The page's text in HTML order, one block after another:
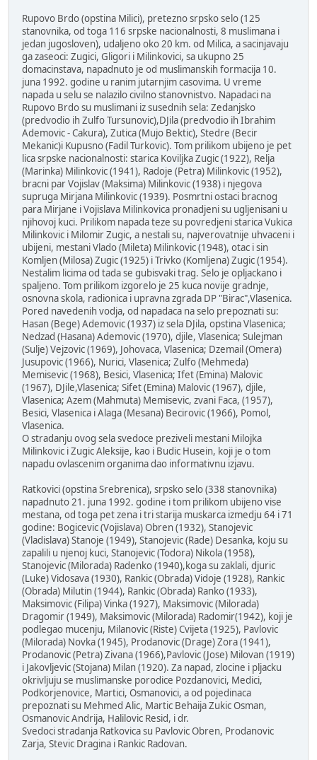
Rupovo Brdo (opstina Milici), pretezno srpsko selo (125
stanovnika, od toga 116 srpske nacionalnosti, 8 muslimana i
jedan jugosloven), udaljeno oko 20 km. od Milica, a sacinjavaju
ga zaseoci: Zugici, Gligori i Milinkovici, sa ukupno 25
domacinstava, napadnuto je od muslimanskih formacija 10.
juna 1992. godine u ranim jutarnjim casovima. U vreme
napada u selu se nalazilo civilno stanovnistvo. Napadaci na
Rupovo Brdo su muslimani iz susednih sela: Zedanjsko
(predvodio ih Zulfo Tursunovic),DJila (predvodio ih Ibrahim
Ademovic - Cakura), Zutica (Mujo Bektic), Stedre (Becir
Mekanic)i Kupusno (Fadil Turkovic). Tom prilikom ubijeno je pet
lica srpske nacionalnosti: starica Koviljka Zugic (1922), Relja
(Marinka) Milinkovic (1941), Radoje (Petra) Milinkovic (1952),
bracni par Vojislav (Maksima) Milinkovic (1938) i njegova
supruga Mirjana Milinkovic (1939). Posmrtni ostaci bracnog
para Mirjane i Vojislava Milinkovica pronadjeni su ugljenisani u
njihovoj kuci. Prilikom napada teze su povredjeni starica Vukica
Milinkovic i Milomir Zugic, a nestali su, najverovatnije uhvaceni i
ubijeni, mestani Vlado (Mileta) Milinkovic (1948), otac i sin
Komljen (Milosa) Zugic (1925) i Trivko (Komljena) Zugic (1954).
Nestalim licima od tada se gubisvaki trag. Selo je opljackano i
spaljeno. Tom prilikom izgorelo je 25 kuca novije gradnje,
osnovna skola, radionica i upravna zgrada DP "Birac",Vlasenica.
Pored navedenih vodja, od napadaca na selo prepoznati su:
Hasan (Bege) Ademovic (1937) iz sela DJila, opstina Vlasenica;
Nedzad (Hasana) Ademovic (1970), djile, Vlasenica; Sulejman
(Sulje) Vejzovic (1969), Johovaca, Vlasenica; Dzemail (Omera)
Jusupovic (1966), Nurici, Vlasenica; Zulfo (Mehmeda)
Memisevic (1968), Besici, Vlasenica; Ifet (Emina) Malovic
(1967), DJile,Vlasenica; Sifet (Emina) Malovic (1967), djile,
Vlasenica; Azem (Mahmuta) Memisevic, zvani Faca, (1957),
Besici, Vlasenica i Alaga (Mesana) Becirovic (1966), Pomol,
Vlasenica.
O stradanju ovog sela svedoce preziveli mestani Milojka
Milinkovic i Zugic Aleksije, kao i Budic Husein, koji je o tom
napadu ovlascenim organima dao informativnu izjavu.
Ratkovici (opstina Srebrenica), srpsko selo (338 stanovnika)
napadnuto 21. juna 1992. godine i tom prilikom ubijeno vise
mestana, od toga pet zena i tri starija muskarca izmedju 64 i 71
godine: Bogicevic (Vojislava) Obren (1932), Stanojevic
(Vladislava) Stanoje (1949), Stanojevic (Rade) Desanka, koju su
zapalili u njenoj kuci, Stanojevic (Todora) Nikola (1958),
Stanojevic (Milorada) Radenko (1940),koga su zaklali, djuric
(Luke) Vidosava (1930), Rankic (Obrada) Vidoje (1928), Rankic
(Obrada) Milutin (1944), Rankic (Obrada) Ranko (1933),
Maksimovic (Filipa) Vinka (1927), Maksimovic (Milorada)
Dragomir (1949), Maksimovic (Milorada) Radomir(1942), koji je
podlegao mucenju, Milanovic (Riste) Cvijeta (1925), Pavlovic
(Milorada) Novka (1945), Prodanovic (Drage) Zora (1941),
Prodanovic (Petra) Zivana (1966),Pavlovic (Jose) Milovan (1919)
i Jakovljevic (Stojana) Milan (1920). Za napad, zlocine i pljacku
okrivljuju se muslimanske porodice Pozdanovici, Medici,
Podkorjenovice, Martici, Osmanovici, a od pojedinaca
prepoznati su Mehmed Alic, Martic Behaija Zukic Osman,
Osmanovic Andrija, Halilovic Resid, i dr.
Svedoci stradanja Ratkovica su Pavlovic Obren, Prodanovic
Zarja, Stevic Dragina i Rankic Radovan.